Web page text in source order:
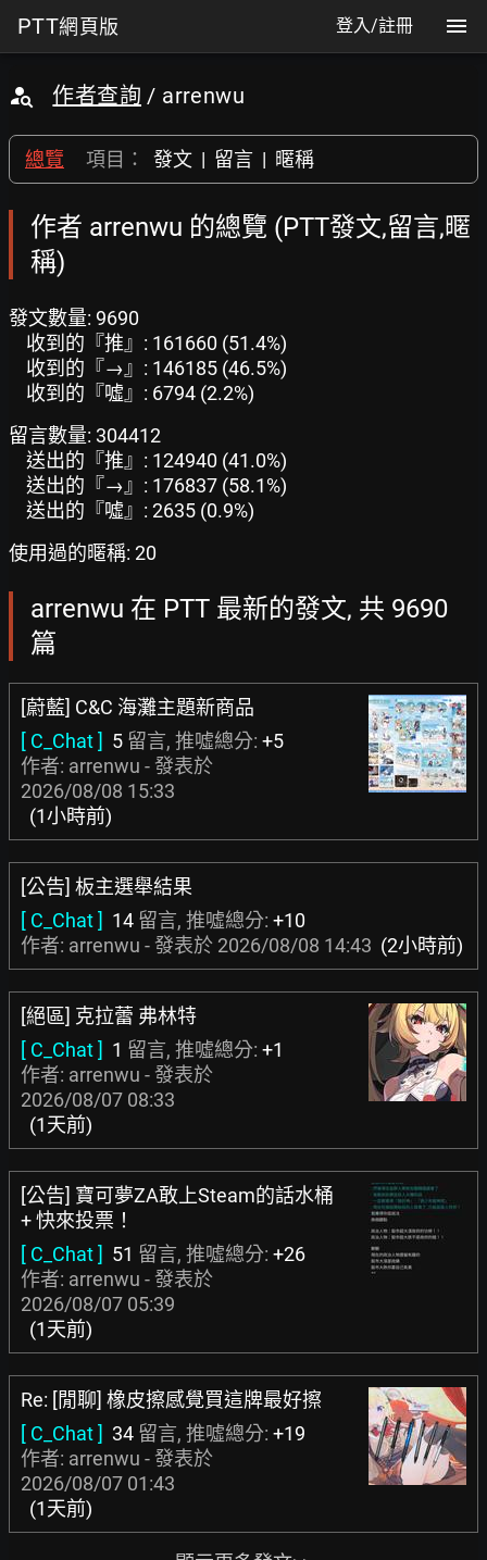
PTT網頁版 登入/註冊
作者查詢 / arrenwu
總覽 項目： 發文 | 留言 | 暱稱
作者 arrenwu 的總覽 (PTT發文,留言,暱
稱)
發文數量: 9690
收到的『推』: 161660 (51.4%)
收到的『→』: 146185 (46.5%)
收到的『噓』: 6794 (2.2%)
留言數量: 304412
送出的『推』: 124940 (41.0%)
送出的『→』: 176837 (58.1%)
送出的『噓』: 2635 (0.9%)
使用過的暱稱: 20
arrenwu 在 PTT 最新的發文, 共 9690
篇
[蔚藍] C&C 海灘主題新商品
[ C_Chat ] 5 留言, 推噓總分: +5
作者: arrenwu - 發表於
2026/08/08 15:33
(1小時前)
[公告] 板主選舉結果
[ C_Chat ] 14 留言, 推噓總分: +10
作者: arrenwu - 發表於 2026/08/08 14:43 (2小時前)
[絕區] 克拉蕾 弗林特
[ C_Chat ] 1 留言, 推噓總分: +1
作者: arrenwu - 發表於
2026/08/07 08:33
(1天前)
[公告] 寶可夢ZA敢上Steam的話水桶
+ 快來投票！
[ C_Chat ] 51 留言, 推噓總分: +26
作者: arrenwu - 發表於
2026/08/07 05:39
(1天前)
Re: [閒聊] 橡皮擦感覺買這牌最好擦
[ C_Chat ] 34 留言, 推噓總分: +19
作者: arrenwu - 發表於
2026/08/07 01:43
(1天前)